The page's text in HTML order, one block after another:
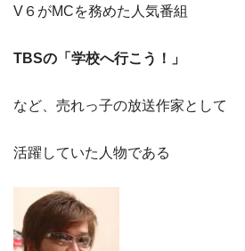
V６がMCを務めた人気番組
TBSの「学校へ行こう！」
など、売れっ子の放送作家として
活躍していた人物である